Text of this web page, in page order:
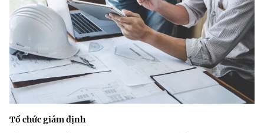
Tổ chức giám định